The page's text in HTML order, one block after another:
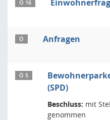
Ö 16
Ö Anfragen
Ö 5
(SPD)
Beschluss: mit
genommen